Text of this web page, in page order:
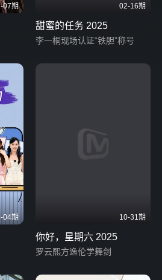
07期 02-16期
甜蜜的任务 2025
李一桐现场认证“铁胆”称号
04期 10-31期
你好，星期六 2025
罗云熙方逸伦学舞剑